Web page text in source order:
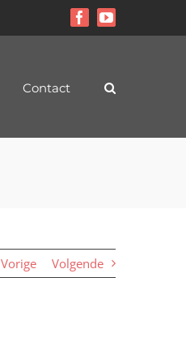
FacebookYouTube
Contact
Vorige Volgende